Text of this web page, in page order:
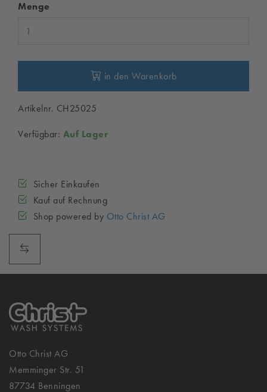
Menge
in den Warenkorb
Artikelnr. CH25025
Verfügbar: Auf Lager
Sicher Einkaufen
Kauf auf Rechnung
Shop powered by Otto Christ AG
Otto Christ AG
Memminger Str. 51
87734 Benningen